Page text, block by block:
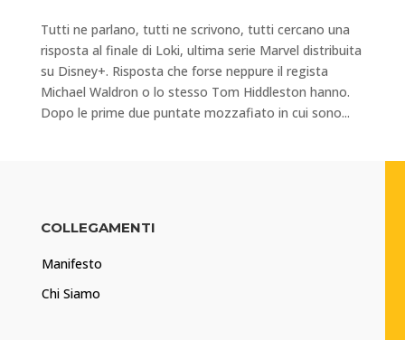
Tutti ne parlano, tutti ne scrivono, tutti cercano una
risposta al finale di Loki, ultima serie Marvel distribuita
su Disney+. Risposta che forse neppure il regista
Michael Waldron o lo stesso Tom Hiddleston hanno.
Dopo le prime due puntate mozzafiato in cui sono...
COLLEGAMENTI
Manifesto
Chi Siamo